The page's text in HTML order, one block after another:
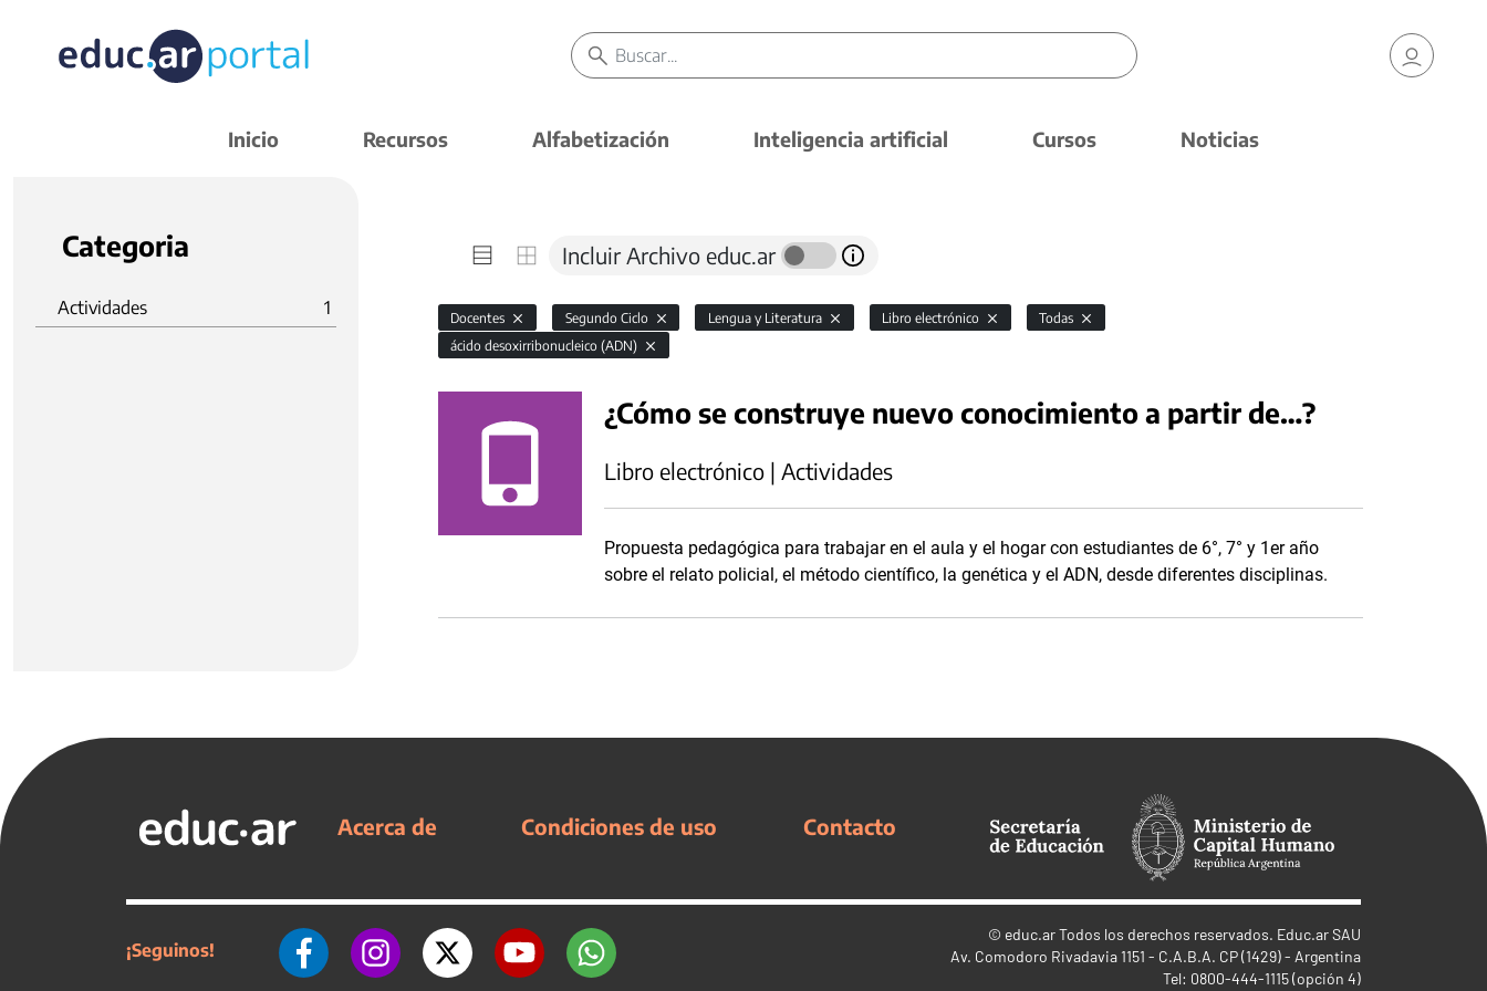
Inicio Recursos Alfabetización Inteligencia artificial Cursos Noticias
Categoria
Actividades 1
Incluir Archivo educ.ar
Docentes Segundo Ciclo Lengua y Literatura Libro electrónico
Todas
ácido desoxirribonucleico (ADN)
¿Cómo se construye nuevo conocimiento a partir de…?
Libro electrónico | Actividades
Propuesta pedagógica para trabajar en el aula y el hogar con estudiantes de 6°, 7° y 1er año
sobre el relato policial, el método científico, la genética y el ADN, desde diferentes disciplinas.
Acerca de Condiciones de uso Contacto
¡Seguinos!
© educ.arTodos los derechos reservados. Educ.ar SAU
Av. Comodoro Rivadavia 1151 - C.A.B.A. CP (1429) - Argentina
Tel: 0800-444-1115 (opción 4)